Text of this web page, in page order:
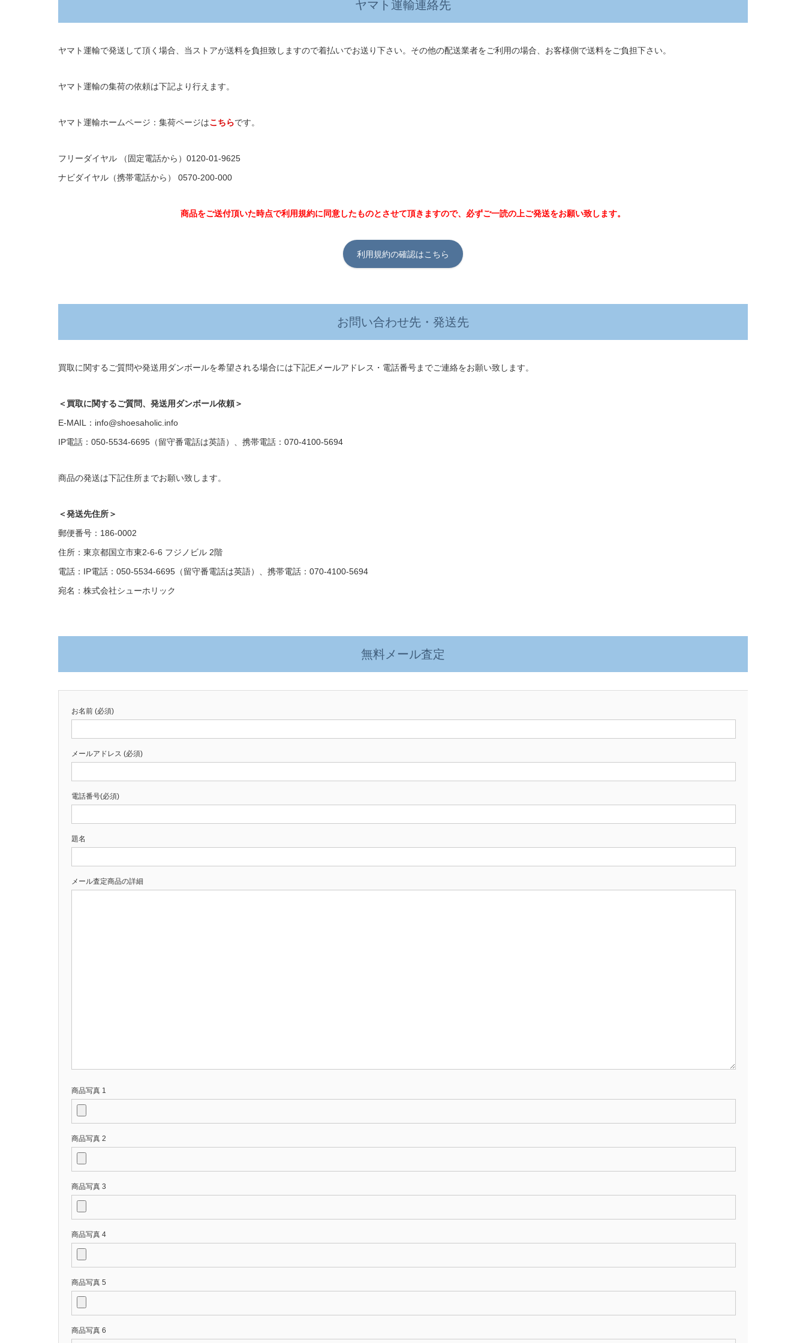
ヤマト運輸連絡先
ヤマト運輸で発送して頂く場合、当ストアが送料を負担致しますので着払いでお送り下さい。その他の配送業者をご利用の場合、お客様側で送料をご負担下さい。
ヤマト運輸の集荷の依頼は下記より行えます。
ヤマト運輸ホームページ：集荷ページはこちらです。
フリーダイヤル （固定電話から）0120-01-9625
ナビダイヤル（携帯電話から） 0570-200-000
商品をご送付頂いた時点で利用規約に同意したものとさせて頂きますので、必ずご一読の上ご発送をお願い致します。
利用規約の確認はこちら
お問い合わせ先・発送先
買取に関するご質問や発送用ダンボールを希望される場合には下記Eメールアドレス・電話番号までご連絡をお願い致します。
＜買取に関するご質問、発送用ダンボール依頼＞
E-MAIL：info@shoesaholic.info
IP電話：050-5534-6695（留守番電話は英語）、携帯電話：070-4100-5694
商品の発送は下記住所までお願い致します。
＜発送先住所＞
郵便番号：186-0002
住所：東京都国立市東2-6-6 フジノビル 2階
電話：IP電話：050-5534-6695（留守番電話は英語）、携帯電話：070-4100-5694
宛名：株式会社シューホリック
無料メール査定
お名前 (必須)
メールアドレス (必須)
電話番号(必須)
題名
メール査定商品の詳細
商品写真 1
商品写真 2
商品写真 3
商品写真 4
商品写真 5
商品写真 6